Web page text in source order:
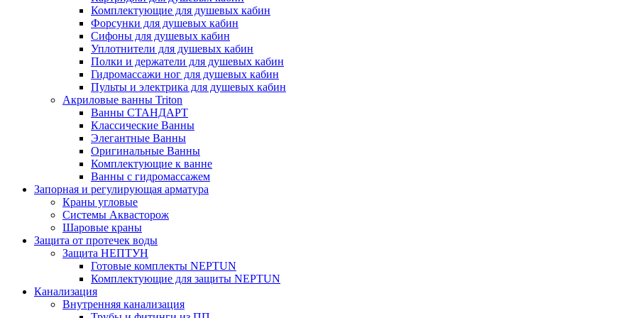
Комплектующие для душевых кабин
Форсунки для душевых кабин
Сифоны для душевых кабин
Уплотнители для душевых кабин
Полки и держатели для душевых кабин
Гидромассажи ног для душевых кабин
Пульты и электрика для душевых кабин
Акриловые ванны Triton
Ванны СТАНДАРТ
Классические Ванны
Элегантные Ванны
Оригинальные Ванны
Комплектующие к ванне
Ванны с гидромассажем
Запорная и регулирующая арматура
Краны угловые
Системы Аквасторож
Шаровые краны
Защита от протечек воды
Защита НЕПТУН
Готовые комплекты NEPTUN
Комплектующие для защиты NEPTUN
Канализация
Внутренняя канализация